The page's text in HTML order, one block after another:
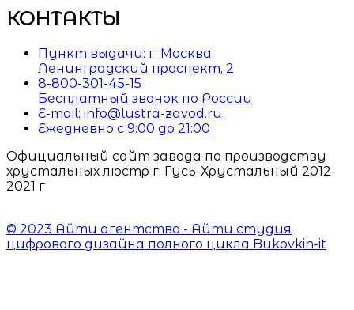
КОНТАКТЫ
Пункт выдачи: г. Москва,
Ленинградский проспект, 2
8-800-301-45-15
Бесплатный звонок по России
E-mail: info@lustra-zavod.ru
Ежедневно с 9:00 до 21:00
Официальный сайт завода по производству
хрустальных люстр г. Гусь-Хрустальный 2012-
2021 г
© 2023 Айти агентство - Айти студия
цифрового дизайна полного цикла Bukovkin-it